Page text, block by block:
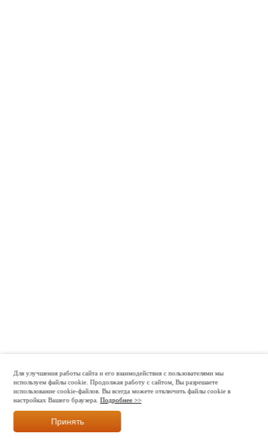
Для улучшения работы сайта и его взаимодействия с пользователями мы
используем файлы cookie. Продолжая работу с сайтом, Вы разрешаете
использование cookie-файлов. Вы всегда можете отключить файлы cookie в
настройках Вашего браузера.Подробнее >>
Принять